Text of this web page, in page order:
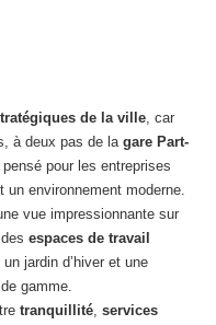
de la ville, car
à deux pas de lagare Part-
pour les entreprises
un environnement moderne.
vue impressionnante sur
desespaces de travail
jardin d’hiver et une
gamme.
tranquillité,services